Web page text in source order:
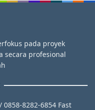
pada proyek
secara profesional
8282-6854 Fast